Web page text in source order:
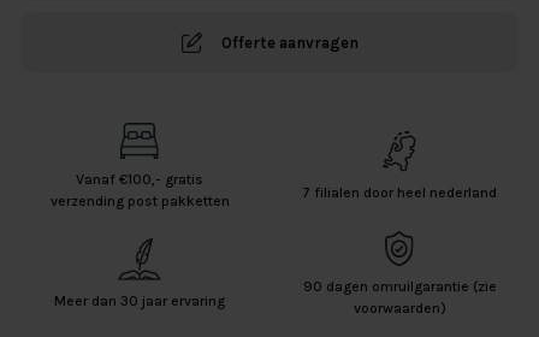
Offerte aanvragen
Vanaf €100,- gratis
verzending post pakketten
7 filialen door heel nederland
Meer dan 30 jaar ervaring
90 dagen omruilgarantie (zie
voorwaarden)